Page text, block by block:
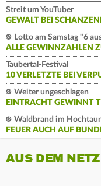
Streit um YouTuber
GEWALT BEI
Lotto am Samstag "6
ALLE GEWINNZAHLEN
Taubertal-Festival
10 VERLETZTE BEI
Weiter ungeschlagen
EINTRACHT GEWINNT
Waldbrand im
FEUER AUCH AUF
AUS DEM NETZ